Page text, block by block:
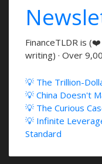
FinanceTLDR is
writing) · Over
💡 The Trillion-
💡 China Doesn't
💡 The Curious
💡 Infinite
Standard